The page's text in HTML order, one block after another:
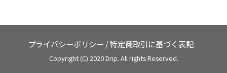
プライバシーポリシー /特定商取引に基づく表記
Copyright (C) 2020 Drip. All rights Reserved.